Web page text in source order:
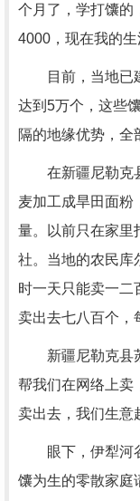
个月了，学打馕的
4000，现在我的生
目前，当地已建
达到5万个，这些
隔的地缘优势，全
在新疆尼勒克县
麦加工成旱田面粉
量。以前只在家里
社。当地的农民库
时一天只能卖一二
卖出去七八百个，
新疆尼勒克县苏
帮我们在网络上卖
卖出去，我们生意
眼下，伊犁河谷
馕为生的零散家庭